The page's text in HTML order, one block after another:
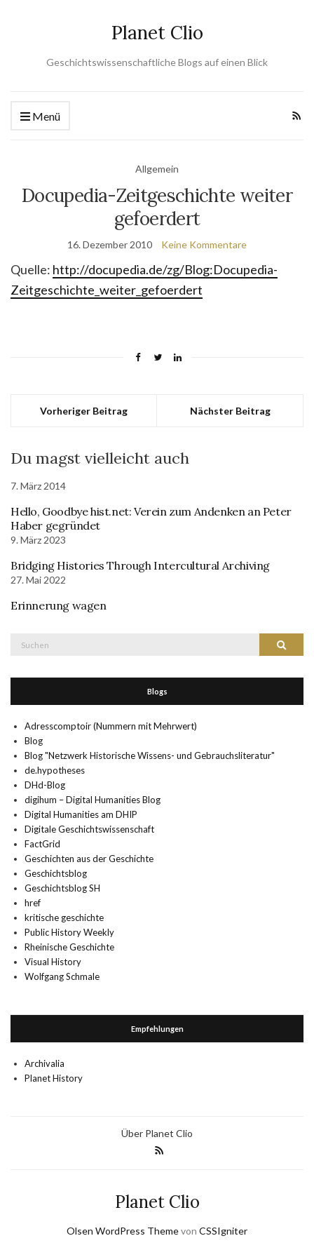
Planet Clio
Geschichtswissenschaftliche Blogs auf einen Blick
Menü
Allgemein
Docupedia-Zeitgeschichte weiter
gefoerdert
16. Dezember 2010 Keine Kommentare
Quelle: http://docupedia.de/zg/Blog:Docupedia-
Zeitgeschichte_weiter_gefoerdert
Vorheriger Beitrag Nächster Beitrag
Du magst vielleicht auch
7. März 2014
Hello, Goodbye hist.net: Verein zum Andenken an Peter
Haber gegründet
9. März 2023
Bridging Histories Through Intercultural Archiving
27. Mai 2022
Erinnerung wagen
Suchen
Blogs
Adresscomptoir (Nummern mit Mehrwert)
Blog
Blog "Netzwerk Historische Wissens- und Gebrauchsliteratur"
de.hypotheses
DHd-Blog
digihum – Digital Humanities Blog
Digital Humanities am DHIP
Digitale Geschichtswissenschaft
FactGrid
Geschichten aus der Geschichte
Geschichtsblog
Geschichtsblog SH
href
kritische geschichte
Public History Weekly
Rheinische Geschichte
Visual History
Wolfgang Schmale
Empfehlungen
Archivalia
Planet History
Über Planet Clio
Planet Clio
Olsen WordPress Themevon CSSIgniter